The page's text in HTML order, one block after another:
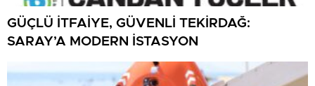
GÜÇLÜ İTFAİYE, GÜVENLİ TEKİRDAĞ:
SARAY’A MODERN İSTASYON